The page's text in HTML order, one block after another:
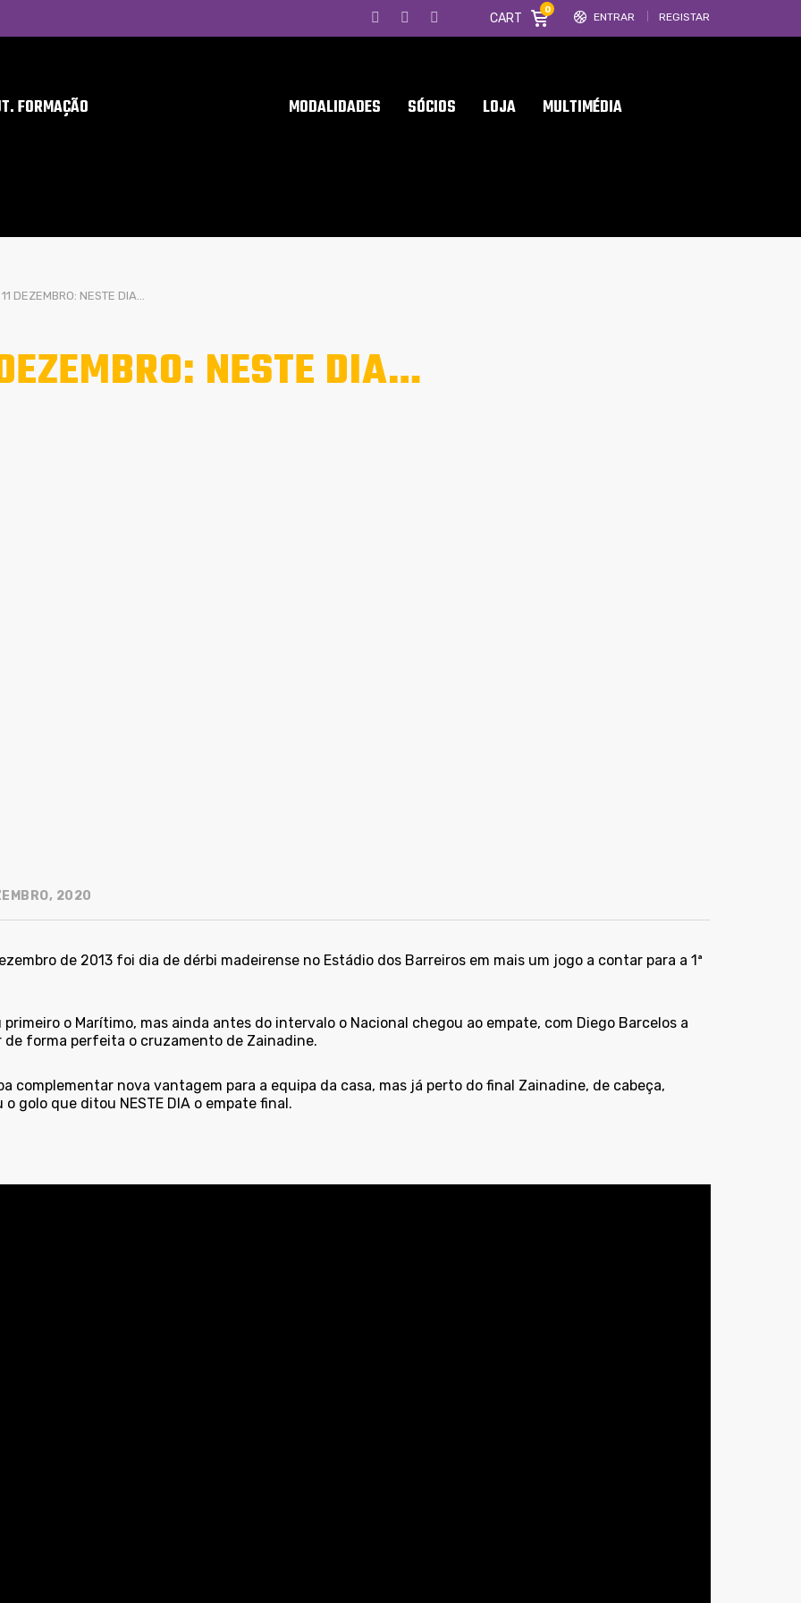
ENTRAR REGISTAR
CART
0
FORMAÇÃO MODALIDADES SÓCIOS LOJA MULTIMÉDIA
11 DEZEMBRO: NESTE DIA…
NESTE DIA…
2020
de 2013 foi dia de dérbi madeirense no Estádio dos Barreiros em mais um jogo a contar para a 1ª
primeiro o Marítimo, mas ainda antes do intervalo o Nacional chegou ao empate, com Diego Barcelos a
de forma perfeita o cruzamento de Zainadine.
complementar nova vantagem para a equipa da casa, mas já perto do final Zainadine, de cabeça,
o golo que ditou NESTE DIA o empate final.